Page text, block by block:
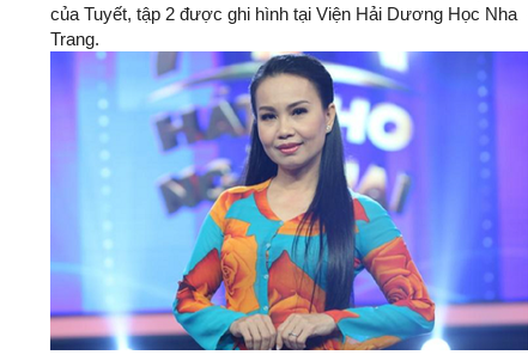
của Tuyết, tập 2 được ghi hình tại Viện Hải Dương Học Nha
Trang.